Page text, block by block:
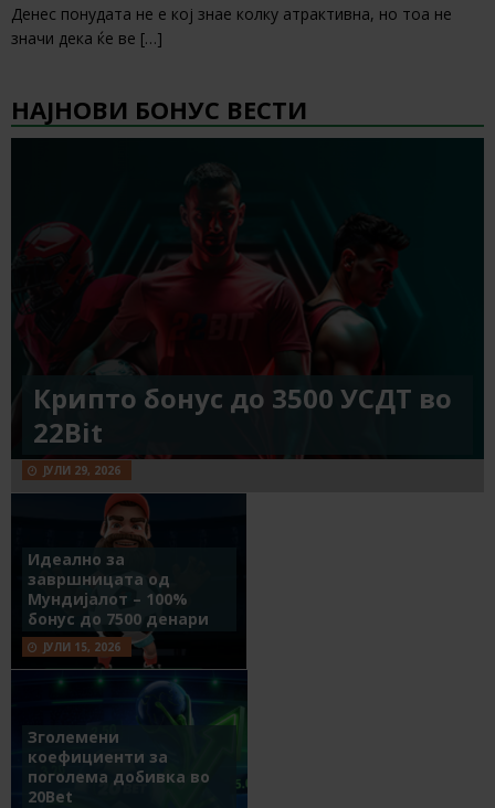
Денес понудата не е кој знае колку атрактивна, но тоа не
значи дека ќе ве […]
НАЈНОВИ БОНУС ВЕСТИ
Крипто бонус до 3500 УСДТ во
22Bit
ЈУЛИ 29, 2026
Идеално за
завршницата од
Мундијалот – 100%
бонус до 7500 денари
ЈУЛИ 15, 2026
Зголемени
коефициенти за
поголема добивка во
20Bet